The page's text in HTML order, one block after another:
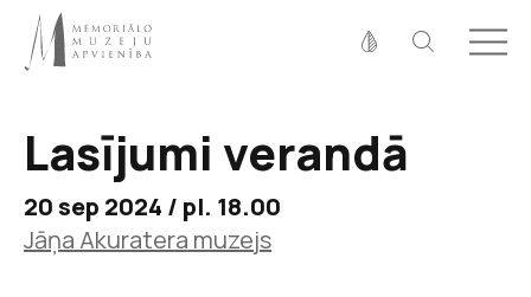
100%
150%
Kontrasts
Lasījumi verandā
20 sep 2024 / pl. 18.00
Jāņa Akuratera muzejs